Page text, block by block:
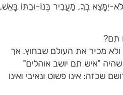
יִמָּצֵא בְךָ, מַעֲבִיר בְּנוֹ-וּבִתּוֹ בָּאֵשׁ,
תם?
מכיר את העולם שבחוץ. אך
"איש תם יושב אוהלים"
אינו פשוט ונאיבי ואינו